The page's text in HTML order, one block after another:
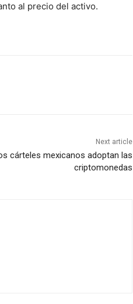
al precio del activo.
Next article
cárteles mexicanos adoptan las
criptomonedas